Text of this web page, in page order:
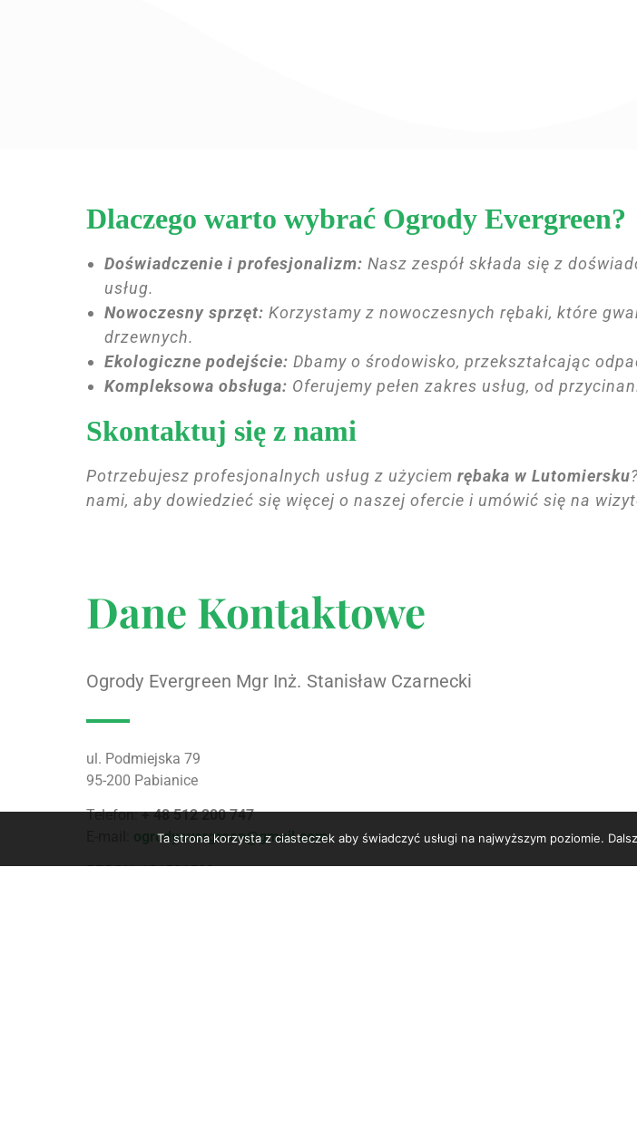
Dlaczego warto wybrać Ogrody Evergreen?
Doświadczenie i profesjonalizm: Nasz zespół składa się z
usług.
Nowoczesny sprzęt: Korzystamy z nowoczesnych rębaki, które
drzewnych.
Ekologiczne podejście: Dbamy o środowisko, przekształcając
Kompleksowa obsługa: Oferujemy pełen zakres usług, od
Skontaktuj się z nami
Potrzebujesz profesjonalnych usług z użyciem rębaka w Lutomiersku
nami, aby dowiedzieć się więcej o naszej ofercie i umówić się na
Dane Kontaktowe
Ogrody Evergreen Mgr Inż. Stanisław Czarnecki
ul. Podmiejska 79
95-200 Pabianice
Telefon:+ 48 512 200 747
ogrodyevergreen@gmail.com
REGON: 101591508
Ta strona korzysta z ciasteczek aby świadczyć usługi na najwyższym poziomie.